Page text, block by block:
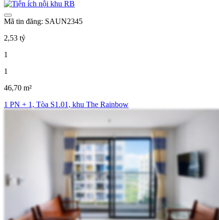
Mã tin đăng: SAUN2345
2,53 tỷ
1
1
46,70 m²
1 PN + 1, Tòa S1.01, khu The Rainbow